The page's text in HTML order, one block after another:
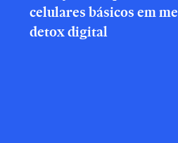
celulares básicos em
detox digital